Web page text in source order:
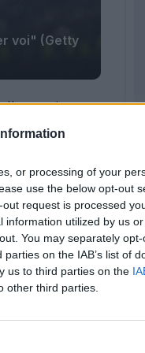
or processing of your
use the below opt-out
request is processed
utilized by us
You may separately
on the IAB’s list of
us to third parties on the
other third parties.
voi" (Getty
l'avventura
un